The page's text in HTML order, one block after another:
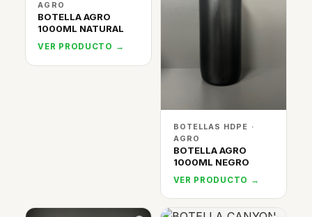
AGRO
BOTELLA AGRO
1000ML NATURAL
VER PRODUCTO →
BOTELLAS HDPE ·
AGRO
BOTELLA AGRO
1000ML NEGRO
VER PRODUCTO →